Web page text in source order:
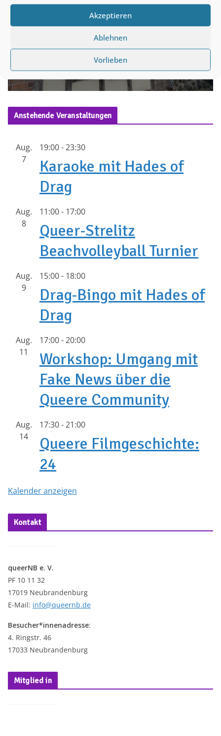
Akzeptieren
Ablehnen
Vorlieben
Anstehende Veranstaltungen
Aug.
7
19:00-23:30
Karaoke mit Hades of
Drag
Aug.
8
11:00- 17:00
Queer-Strelitz
Beachvolleyball Turnier
Aug.
9
15:00- 18:00
Drag-Bingo mit Hades of
Drag
Aug.
11
17:00-20:00
Workshop: Umgang mit
Fake News über die
Queere Community
Aug.
14
17:30-21:00
Queere Filmgeschichte:
24
Kalender anzeigen
Kontakt
queerNB e. V.
PF 10 11 32
17019 Neubrandenburg
E-Mail: info@queernb.de
Besucher*innenadresse:
4. Ringstr. 46
17033 Neubrandenburg
Mitglied in